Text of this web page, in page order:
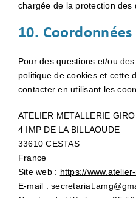
chargée de la protection des
10. Coordonnées
Pour des questions et/ou
politique de cookies et cette
contacter en utilisant les
ATELIER METALLERIE
4 IMP DE LA BILLAOUDE
33610 CESTAS
France
Site web : https://
E-mail :secretariat.amg@